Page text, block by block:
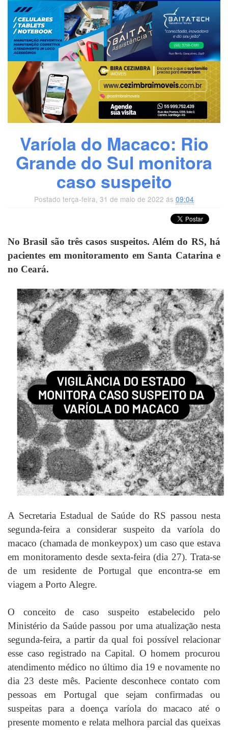
Varíola do Macaco: Rio
Grande do Sul monitora
caso suspeito
Postado terça-feira, 31 de maio de 2022 ás 09:04
No Brasil são três casos suspeitos. Além do RS, há
pacientes em monitoramento em Santa Catarina e
no Ceará.
A Secretaria Estadual de Saúde do RS passou nesta
segunda-feira a considerar suspeito da varíola do
macaco (chamada de monkeypox) um caso que estava
em monitoramento desde sexta-feira (dia 27). Trata-se
de um residente de Portugal que encontra-se em
viagem a Porto Alegre.
O conceito de caso suspeito estabelecido pelo
Ministério da Saúde passou por uma atualização nesta
segunda-feira, a partir da qual foi possível relacionar
esse caso registrado na Capital. O homem procurou
atendimento médico no último dia 19 e novamente no
dia 23 deste mês. Paciente desconhece contato com
pessoas em Portugal que sejam confirmadas ou
suspeitas para a doença varíola do macaco até o
presente momento e relata melhora parcial das queixas